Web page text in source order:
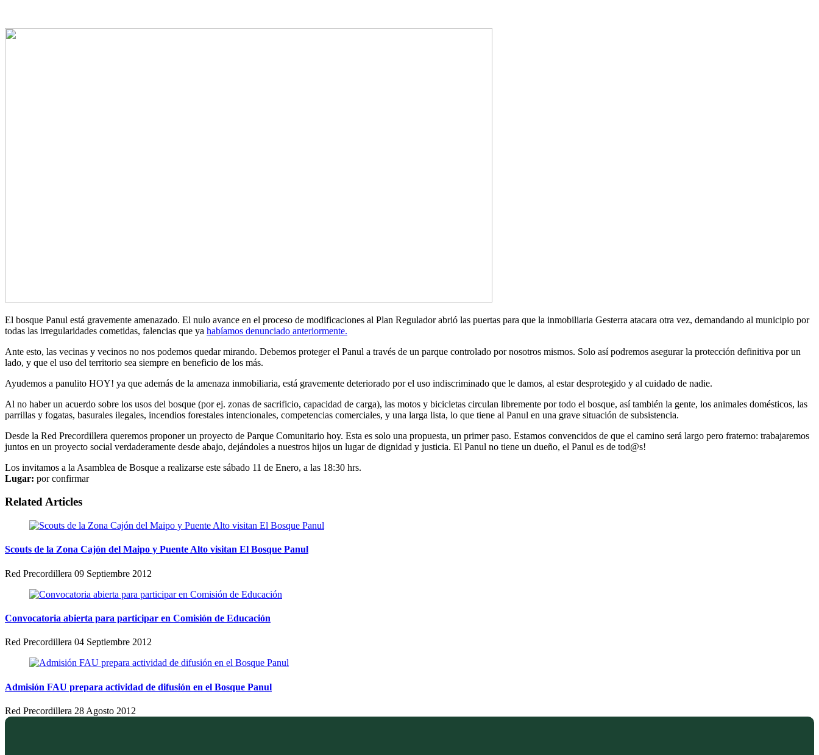
El bosque Panul está gravemente amenazado. El nulo avance en el proceso de modificaciones al Plan Regulador abrió las puertas para que la inmobiliaria Gesterra atacara otra vez, demandando al municipio por
todas las irregularidades cometidas, falencias que ya habíamos denunciado anteriormente.
Ante esto, las vecinas y vecinos no nos podemos quedar mirando. Debemos proteger el Panul a través de un parque controlado por nosotros mismos. Solo así podremos asegurar la protección definitiva por un
lado, y que el uso del territorio sea siempre en beneficio de los más.
Ayudemos a panulito HOY! ya que además de la amenaza inmobiliaria, está gravemente deteriorado por el uso indiscriminado que le damos, al estar desprotegido y al cuidado de nadie.
Al no haber un acuerdo sobre los usos del bosque (por ej. zonas de sacrificio, capacidad de carga), las motos y bicicletas circulan libremente por todo el bosque, así también la gente, los animales domésticos, las
parrillas y fogatas, basurales ilegales, incendios forestales intencionales, competencias comerciales, y una larga lista, lo que tiene al Panul en una grave situación de subsistencia.
Desde la Red Precordillera queremos proponer un proyecto de Parque Comunitario hoy. Esta es solo una propuesta, un primer paso. Estamos convencidos de que el camino será largo pero fraterno: trabajaremos
juntos en un proyecto social verdaderamente desde abajo, dejándoles a nuestros hijos un lugar de dignidad y justicia. El Panul no tiene un dueño, el Panul es de tod@s!
Los invitamos a la Asamblea de Bosque a realizarse este sábado 11 de Enero, a las 18:30 hrs.
Lugar: por confirmar
Related Articles
Scouts de la Zona Cajón del Maipo y Puente Alto visitan El Bosque Panul
Red Precordillera 09 Septiembre 2012
Convocatoria abierta para participar en Comisión de Educación
Red Precordillera 04 Septiembre 2012
Admisión FAU prepara actividad de difusión en el Bosque Panul
Red Precordillera 28 Agosto 2012